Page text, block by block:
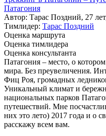
Патагония
Автор: Тарас Поздний, 27
Тимлидер: Тарас Поздний
Оценка маршрута
Оценка тимлидера
Оценка консультанта
Патагония – место, о
мира. Без преувеличения.
Фиц Роя, громадных
Уникальный климат и
национальных парков
путешествий. Мне
них это лето) 2017 года и о
расскажу всем вам.